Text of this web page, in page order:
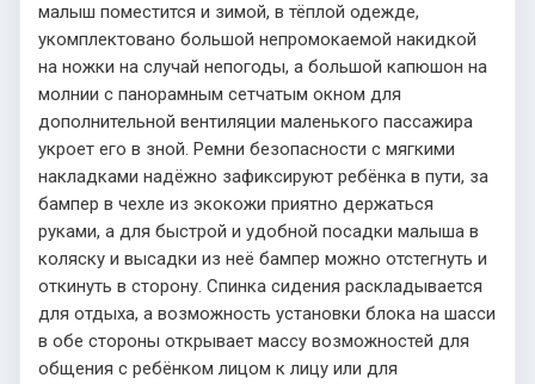
малыш поместится и зимой, в тёплой одежде,
укомплектовано большой непромокаемой накидкой
на ножки на случай непогоды, а большой капюшон на
молнии с панорамным сетчатым окном для
дополнительной вентиляции маленького пассажира
укроет его в зной. Ремни безопасности с мягкими
накладками надёжно зафиксируют ребёнка в пути, за
бампер в чехле из экокожи приятно держаться
руками, а для быстрой и удобной посадки малыша в
коляску и высадки из неё бампер можно отстегнуть и
откинуть в сторону. Спинка сидения раскладывается
для отдыха, а возможность установки блока на шасси
в обе стороны открывает массу возможностей для
общения с ребёнком лицом к лицу или для